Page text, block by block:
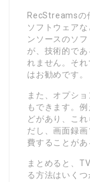
RecStreamsの
ソフトウェア
ンソースのソ
が、技術的で
れません。そ
はお勧めです。
また、オプシ
もできます。
どがあり、こ
だし、画面録
費することがあ
まとめると、
る方法はいく